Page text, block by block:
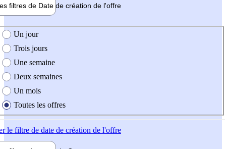
filtres de Date de création de l'offre
création de l'offre
Un jour
Trois jours
Une semaine
Deux semaines
Un mois
Toutes les offres
le filtre de date de création de l'offre